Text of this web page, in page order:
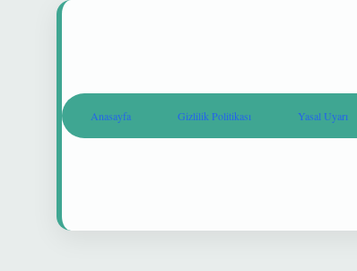
Anasayfa Gizlilik Politikası Yasal Uyarı